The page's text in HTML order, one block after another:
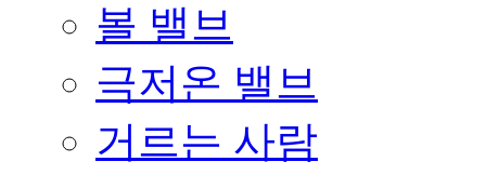
볼 밸브
극저온 밸브
거르는 사람